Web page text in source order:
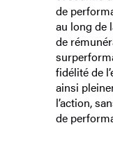
de
au long de
de
fidélité de
ainsi
l’action,
de